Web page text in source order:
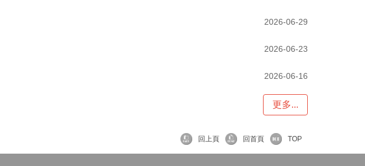
2026-06-29
2026-06-23
2026-06-16
更多...
回上頁 回首頁 TOP